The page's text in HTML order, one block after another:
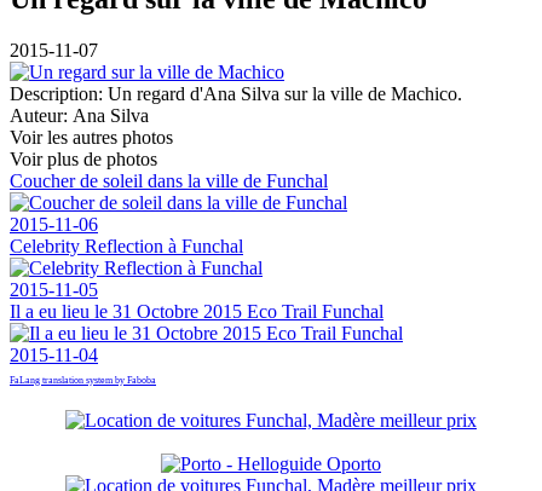
2015-11-07
Description: Un regard d'Ana Silva sur la ville de Machico.
Auteur: Ana Silva
Voir les autres photos
Voir plus de photos
Coucher de soleil dans la ville de Funchal
2015-11-06
Celebrity Reflection à Funchal
2015-11-05
Il a eu lieu le 31 Octobre 2015 Eco Trail Funchal
2015-11-04
FaLang translation system by Faboba